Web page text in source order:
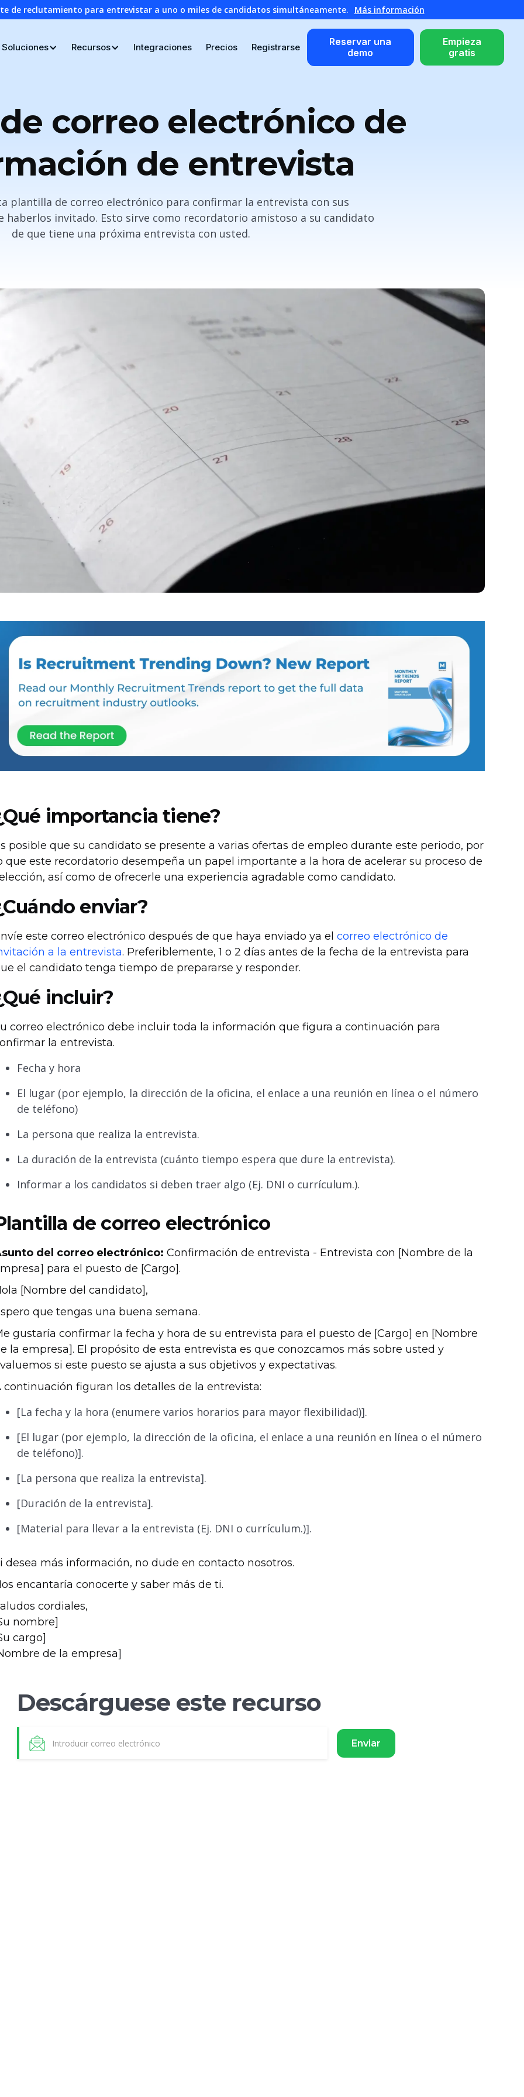
de reclutamiento para entrevistar a uno o miles de candidatos simultáneamente. Más información
Soluciones Recursos Integraciones Precios Registrarse
Reservar una
demo
Empieza
gratis
correo electrónico de
de entrevista
plantilla de correo electrónico para confirmar la entrevista con sus
haberlos invitado. Esto sirve como recordatorio amistoso a su candidato
de que tiene una próxima entrevista con usted.
importancia tiene?
posible que su candidato se presente a varias ofertas de empleo durante este periodo, por
que este recordatorio desempeña un papel importante a la hora de acelerar su proceso de
así como de ofrecerle una experiencia agradable como candidato.
enviar?
este correo electrónico después de que haya enviado ya el correo electrónico de
a la entrevista. Preferiblemente, 1 o 2 días antes de la fecha de la entrevista para
el candidato tenga tiempo de prepararse y responder.
incluir?
correo electrónico debe incluir toda la información que figura a continuación para
la entrevista.
Fecha y hora
El lugar (por ejemplo, la dirección de la oficina, el enlace a una reunión en línea o el número
de teléfono)
La persona que realiza la entrevista.
La duración de la entrevista (cuánto tiempo espera que dure la entrevista).
Informar a los candidatos si deben traer algo (Ej. DNI o currículum.).
de correo electrónico
del correo electrónico: Confirmación de entrevista - Entrevista con [Nombre de la
para el puesto de [Cargo].
[Nombre del candidato],
que tengas una buena semana.
gustaría confirmar la fecha y hora de su entrevista para el puesto de [Cargo] en [Nombre
la empresa]. El propósito de esta entrevista es que conozcamos más sobre usted y
si este puesto se ajusta a sus objetivos y expectativas.
continuación figuran los detalles de la entrevista:
[La fecha y la hora (enumere varios horarios para mayor flexibilidad)].
[El lugar (por ejemplo, la dirección de la oficina, el enlace a una reunión en línea o el número
de teléfono)].
[La persona que realiza la entrevista].
[Duración de la entrevista].
[Material para llevar a la entrevista (Ej. DNI o currículum.)].
desea más información, no dude en contacto nosotros.
encantaría conocerte y saber más de ti.
cordiales,
nombre]
cargo]
de la empresa]
Descárguese este recurso